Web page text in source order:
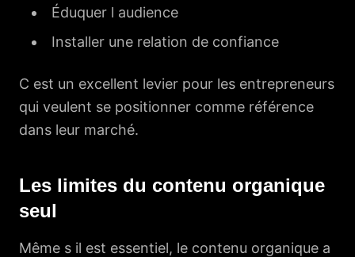
Éduquer l audience
Installer une relation de confiance
C est un excellent levier pour les entrepreneurs
qui veulent se positionner comme référence
dans leur marché.
Les limites du contenu organique
seul
Même s il est essentiel, le contenu organique a